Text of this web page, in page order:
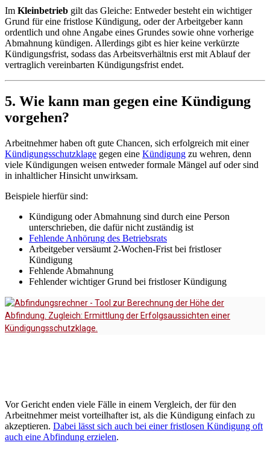
Im Kleinbetrieb gilt das Gleiche: Entweder besteht ein wichtiger
Grund für eine fristlose Kündigung, oder der Arbeitgeber kann
ordentlich und ohne Angabe eines Grundes sowie ohne vorherige
Abmahnung kündigen. Allerdings gibt es hier keine verkürzte
Kündigungsfrist, sodass das Arbeitsverhältnis erst mit Ablauf der
vertraglich vereinbarten Kündigungsfrist endet.
5. Wie kann man gegen eine Kündigung
vorgehen?
Arbeitnehmer haben oft gute Chancen, sich erfolgreich mit einer
Kündigungsschutzklage gegen eine Kündigung zu wehren, denn
viele Kündigungen weisen entweder formale Mängel auf oder sind
in inhaltlicher Hinsicht unwirksam.
Beispiele hierfür sind:
Kündigung oder Abmahnung sind durch eine Person
unterschrieben, die dafür nicht zuständig ist
Fehlende Anhörung des Betriebsrats
Arbeitgeber versäumt 2-Wochen-Frist bei fristloser
Kündigung
Fehlende Abmahnung
Fehlender wichtiger Grund bei fristloser Kündigung
Vor Gericht enden viele Fälle in einem Vergleich, der für den
Arbeitnehmer meist vorteilhafter ist, als die Kündigung einfach zu
akzeptieren. Dabei lässt sich auch bei einer fristlosen Kündigung oft
auch eine Abfindung erzielen.